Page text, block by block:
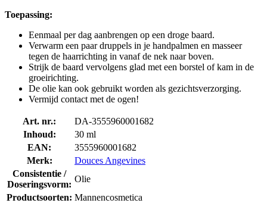
Toepassing:
Eenmaal per dag aanbrengen op een droge baard.
Verwarm een paar druppels in je handpalmen en masseer
tegen de haarrichting in vanaf de nek naar boven.
Strijk de baard vervolgens glad met een borstel of kam in de
groeirichting.
De olie kan ook gebruikt worden als gezichtsverzorging.
Vermijd contact met de ogen!
Art. nr.:
DA-3555960001682
Inhoud:
30 ml
EAN:
3555960001682
Merk:
Douces Angevines
Consistentie /
Doseringsvorm:
Olie
Productsoorten: Mannencosmetica